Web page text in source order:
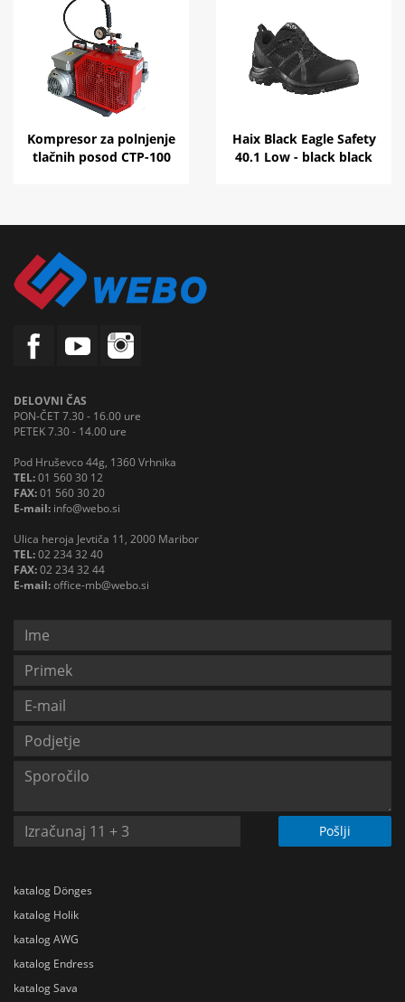
Kompresor za polnjenje
tlačnih posod CTP-100
Haix Black Eagle Safety
40.1 Low - black black
DELOVNI ČAS
PON-ČET 7.30 - 16.00 ure
PETEK 7.30 - 14.00 ure
Pod Hruševco 44g, 1360 Vrhnika
TEL:01 560 30 12
FAX:01 560 30 20
E-mail: info@webo.si
Ulica heroja Jevtiča 11, 2000 Maribor
TEL:02 234 32 40
FAX:02 234 32 44
E-mail:office-mb@webo.si
Pošlji
katalog Dönges
katalog Holik
katalog AWG
katalog Endress
katalog Sava